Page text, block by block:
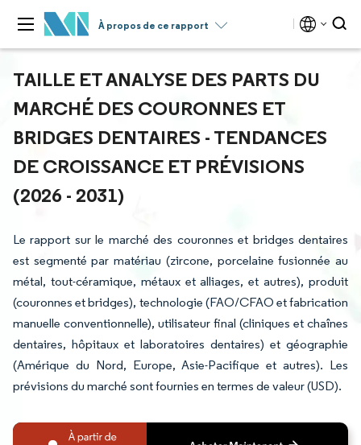
À propos de ce rapport
TAILLE ET ANALYSE DES PARTS DU
MARCHÉ DES COURONNES ET
BRIDGES DENTAIRES - TENDANCES
DE CROISSANCE ET PRÉVISIONS
(2026 - 2031)
Le rapport sur le marché des couronnes et bridges dentaires
est segmenté par matériau (zircone, porcelaine fusionnée au
métal, tout-céramique, métaux et alliages, et autres), produit
(couronnes et bridges), technologie (FAO/CFAO et fabrication
manuelle conventionnelle), utilisateur final (cliniques et chaînes
dentaires, hôpitaux et laboratoires dentaires) et géographie
(Amérique du Nord, Europe, Asie-Pacifique et autres). Les
prévisions du marché sont fournies en termes de valeur (USD).